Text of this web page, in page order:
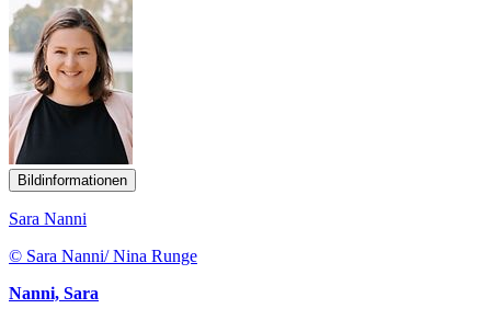
Bildinformationen
Sara Nanni
© Sara Nanni/ Nina Runge
Nanni, Sara